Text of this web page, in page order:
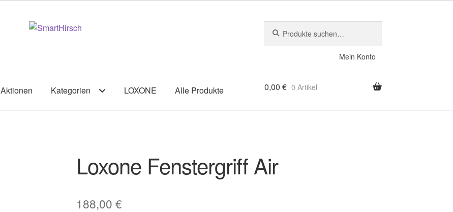
nach:
Mein Konto
Aktionen Kategorien LOXONE Alle Produkte 0,00 € 0 Artikel
Loxone Fenstergriff Air
188,00 €